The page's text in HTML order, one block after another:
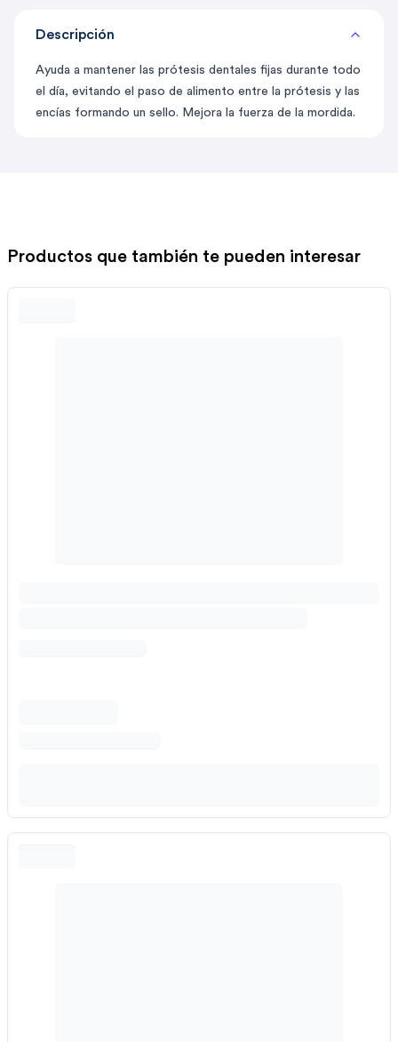
Descripción
Ayuda a mantener las prótesis dentales fijas durante todo
el día, evitando el paso de alimento entre la prótesis y las
encías formando un sello. Mejora la fuerza de la mordida.
Productos que también te pueden interesar